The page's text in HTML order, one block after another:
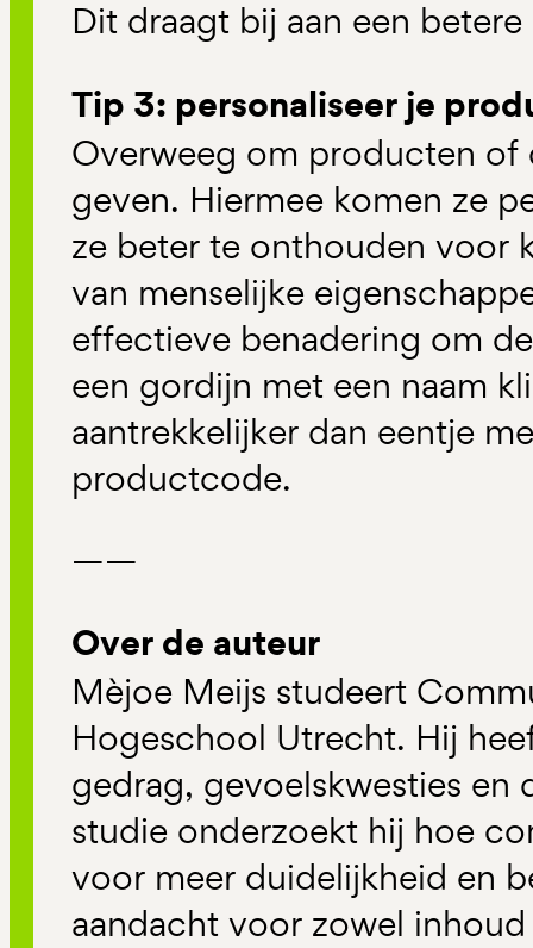
Dit draagt bij aan een
Tip 3: personaliseer je
Overweeg om producten of
geven. Hiermee komen ze
ze beter te onthouden voor
van menselijke
effectieve benadering om
een gordijn met een naam
aantrekkelijker dan eentje
productcode.
——
Over de auteur
Mèjoe Meijs studeert
Hogeschool Utrecht. Hij
gedrag, gevoelskwesties en
studie onderzoekt hij hoe
voor meer duidelijkheid en
aandacht voor zowel